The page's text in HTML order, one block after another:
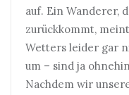
auf. Ein Wanderer,
zurückkommt,
Wetters leider gar
um – sind ja
Nachdem wir